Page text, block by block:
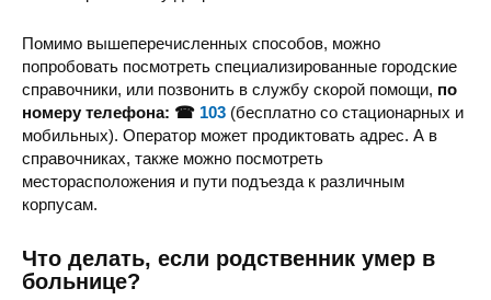
Помимо вышеперечисленных способов, можно
попробовать посмотреть специализированные городские
справочники, или позвонить в службу скорой помощи, по
номеру телефона: ☎ 103 (бесплатно со стационарных и
мобильных). Оператор может продиктовать адрес. А в
справочниках, также можно посмотреть
месторасположения и пути подъезда к различным
корпусам.
Что делать, если родственник умер в
больнице?